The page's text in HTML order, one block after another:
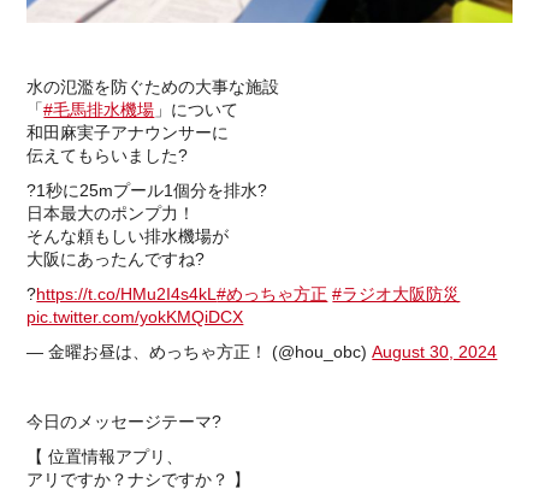
水の氾濫を防ぐための大事な施設
「#毛馬排水機場 」について
和田麻実子アナウンサーに
伝えてもらいました?
?1秒に25mプール1個分を排水?
日本最大のポンプ力！
そんな頼もしい排水機場が
大阪にあったんですね?
?https://t.co/HMu2I4s4kL#めっちゃ方正 #ラジオ大阪防災
pic.twitter.com/yokKMQiDCX
— 金曜お昼は、めっちゃ方正！ (@hou_obc)August 30, 2024
今日のメッセージテーマ?
【 位置情報アプリ、
アリですか？ナシですか？ 】